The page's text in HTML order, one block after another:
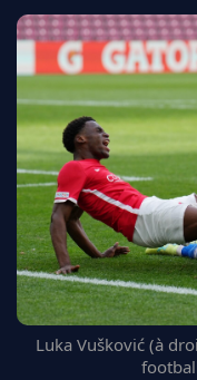
MERCATO
CDM 2026
EDF
PSG
LIGUE 1
REAL MADRID
FC BARCELONE
MANCHESTER UNITED
CHELSEA
ARSENAL
BAYERN
L'AVIS DE LA RÉDAC'
Luka Vušković (à